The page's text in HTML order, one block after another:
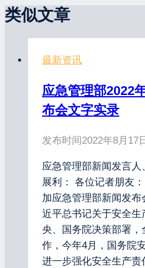
类似文章
最新资讯
应急管理部2022
布会文字实录
发布时间2022年8月17
应急管理部新闻发言人
展利： 各位记者朋友
加应急管理部新闻发
近平总书记关于安全
央、国务院决策部署
作，今年4月，国务院
进一步强化安全生产责